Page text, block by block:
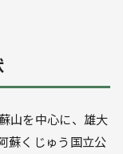
山を中心に、雄大
蘇くじゅう国立公